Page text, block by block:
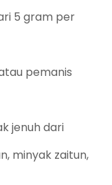
5 gram per
pemanis
jenuh dari
minyak zaitun,